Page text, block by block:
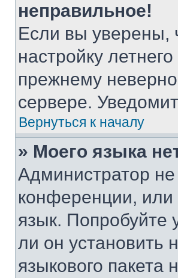
неправильное!
Если вы уверены,
настройку
прежнему
сервере.
Вернуться к началу
» Моего языка
Администратор
конференции, или
язык. Попробуйте
ли он установить
языкового пакета